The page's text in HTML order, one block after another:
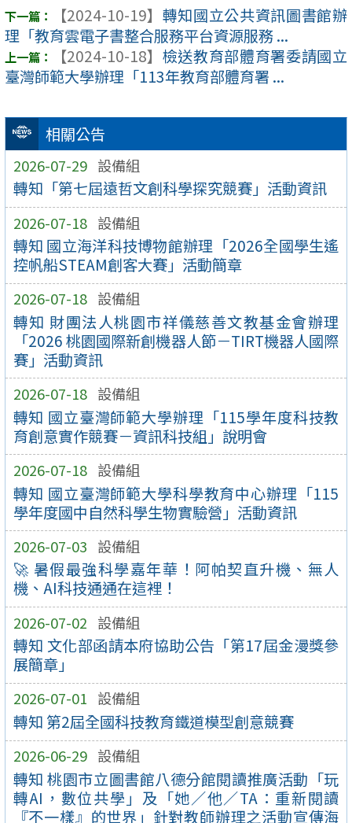
相關公告
2026-07-29 設備組
轉知「第七屆遠哲文創科學探究競賽」活動資訊
2026-07-18 設備組
轉知 國立海洋科技博物館辦理「2026全國學生遙
控帆船STEAM創客大賽」活動簡章
2026-07-18 設備組
轉知 財團法人桃園市祥儀慈善文教基金會辦理
「2026 桃園國際新創機器人節－TIRT機器人國際
賽」活動資訊
2026-07-18 設備組
轉知 國立臺灣師範大學辦理「115學年度科技教
育創意實作競賽－資訊科技組」說明會
2026-07-18 設備組
轉知 國立臺灣師範大學科學教育中心辦理「115
學年度國中自然科學生物實驗營」活動資訊
2026-07-03 設備組
🚀 暑假最強科學嘉年華！阿帕契直升機、無人
機、AI科技通通在這裡！
2026-07-02 設備組
轉知 文化部函請本府協助公告「第17屆金漫獎參
展簡章」
2026-07-01 設備組
轉知 第2屆全國科技教育鐵道模型創意競賽
2026-06-29 設備組
轉知 桃園市立圖書館八德分館閱讀推廣活動「玩
轉AI，數位共學」及「她／他／TA：重新閱讀
『不一樣』的世界」針對教師辦理之活動宣傳海
【2024-10-19】 轉知國立公共資訊圖書館辦
理「教育雲電子書整合服務平台資源服務 ...
【2024-10-18】 檢送教育部體育署委請國立
臺灣師範大學辦理「113年教育部體育署 ...